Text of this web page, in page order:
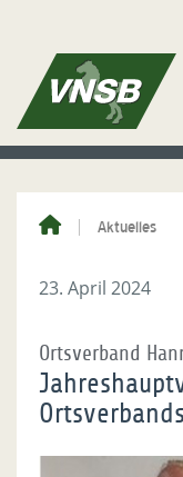
Aktuelles
23. April 2024
Ortsverband